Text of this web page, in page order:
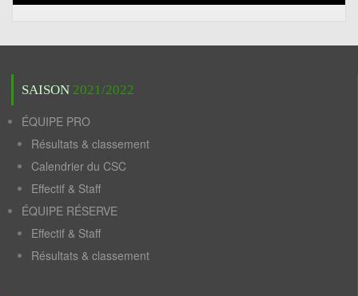
SAISON 2021/2022
ÉQUIPE PRO
Résultats & classement
Calendrier du CSC
Effectif & Staff
ÉQUIPE RÉSERVE
Effectif & Staff
Résultats & classement